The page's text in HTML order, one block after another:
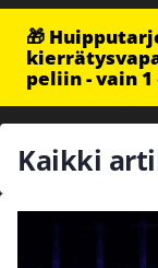
🎁
peliin - vain
Kaikki